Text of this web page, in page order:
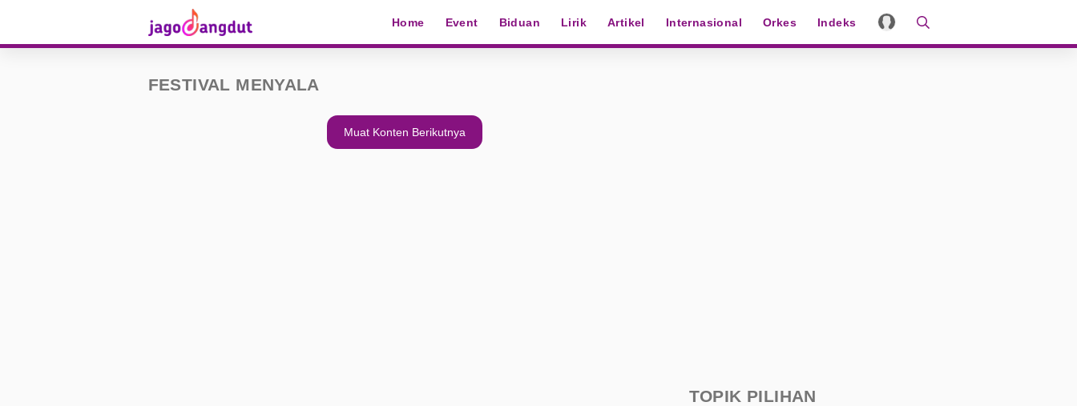
Home Event Biduan Lirik Artikel Internasional Orkes Indeks
FESTIVAL MENYALA
Muat Konten Berikutnya
TOPIK PILIHAN